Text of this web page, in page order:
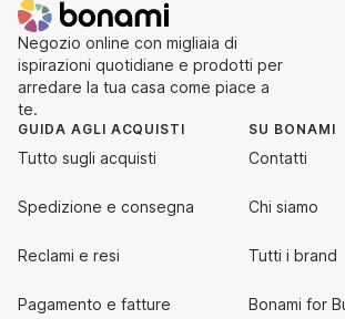
Negozio online con migliaia di
ispirazioni quotidiane e prodotti per
arredare la tua casa come piace a
te.
GUIDA AGLI ACQUISTI
Tutto sugli acquisti
Spedizione e consegna
Reclami e resi
Pagamento e fatture
SU BONAMI
Contatti
Chi siamo
Tutti i brand
Bonami for